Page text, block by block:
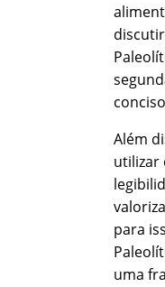
Além
utilizar
para
uma